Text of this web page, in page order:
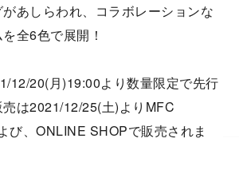
あしらわれ、コラボレーションな
全6⾊で展開！
12/20(月)19:00より数量限定で先⾏
は2021/12/25(土)よりMFC
び、ONLINE SHOPで販売されま